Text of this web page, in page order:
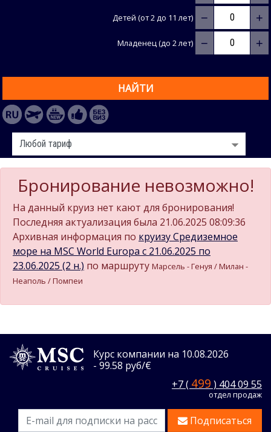
Детей (от 2 до 11 лет) − +
Младенец (до 2 лет) − +
НАЙТИ
Бронирование невозможно!
На данный круиз нет кают для бронирования!
Последняя актуализация была 21.06.2025 08:09:36
Архивная информация по круизу Средиземное
море на MSC World Europa c 21.06.2025 по
23.06.2025 (2 н.) по маршруту Марсель - Генуя / Милан -
Неаполь / Помпеи
Курс компании на 10.08.2026
- 99.58 руб/€
+7 ( 499 ) 404 09 55
отдел продаж
Подписаться